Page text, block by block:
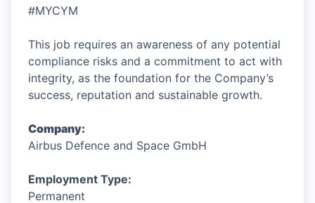
#MYCYM
This job requires an awareness of any potential
compliance risks and a commitment to act with
integrity, as the foundation for the Company’s
success, reputation and sustainable growth.
Company:
Airbus Defence and Space GmbH
Employment Type:
Permanent